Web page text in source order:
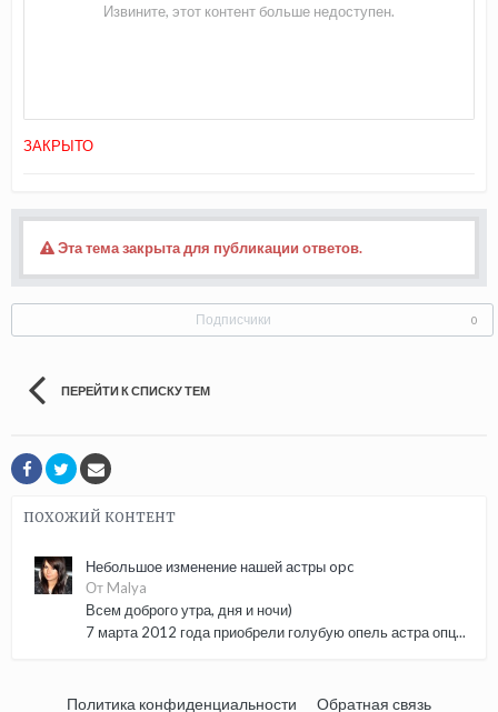
ЗАКРЫТО
Эта тема закрыта для публикации ответов.
Подписчики 0
ПЕРЕЙТИ К СПИСКУ ТЕМ
ПОХОЖИЙ КОНТЕНТ
Небольшое изменение нашей астры opc
От Malya
Всем доброго утра, дня и ночи)
7 марта 2012 года приобрели голубую опель астра опц...
Политика конфиденциальности Обратная связь